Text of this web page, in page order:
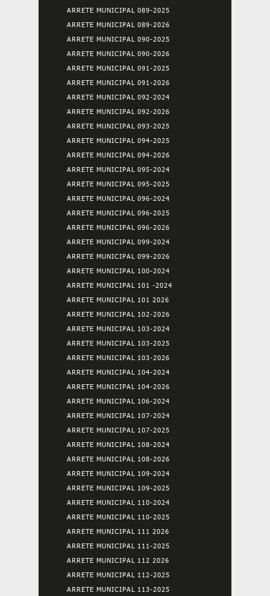
ARRETE MUNICIPAL 089-2025
ARRETE MUNICIPAL 089-2026
ARRETE MUNICIPAL 090-2025
ARRETE MUNICIPAL 090-2026
ARRETE MUNICIPAL 091-2025
ARRETE MUNICIPAL 091-2026
ARRETE MUNICIPAL 092-2024
ARRETE MUNICIPAL 092-2026
ARRETE MUNICIPAL 093-2025
ARRETE MUNICIPAL 094-2025
ARRETE MUNICIPAL 094-2026
ARRETE MUNICIPAL 095-2024
ARRETE MUNICIPAL 095-2025
ARRETE MUNICIPAL 096-2024
ARRETE MUNICIPAL 096-2025
ARRETE MUNICIPAL 096-2026
ARRETE MUNICIPAL 099-2024
ARRETE MUNICIPAL 099-2026
ARRETE MUNICIPAL 100-2024
ARRETE MUNICIPAL 101 -2024
ARRETE MUNICIPAL 101 2026
ARRETE MUNICIPAL 102-2026
ARRETE MUNICIPAL 103-2024
ARRETE MUNICIPAL 103-2025
ARRETE MUNICIPAL 103-2026
ARRETE MUNICIPAL 104-2024
ARRETE MUNICIPAL 104-2026
ARRETE MUNICIPAL 106-2024
ARRETE MUNICIPAL 107-2024
ARRETE MUNICIPAL 107-2025
ARRETE MUNICIPAL 108-2024
ARRETE MUNICIPAL 108-2026
ARRETE MUNICIPAL 109-2024
ARRETE MUNICIPAL 109-2025
ARRETE MUNICIPAL 110-2024
ARRETE MUNICIPAL 110-2025
ARRETE MUNICIPAL 111 2026
ARRETE MUNICIPAL 111-2025
ARRETE MUNICIPAL 112 2026
ARRETE MUNICIPAL 112-2025
ARRETE MUNICIPAL 113-2025